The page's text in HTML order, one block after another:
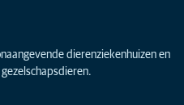
dierenziekenhuizen en